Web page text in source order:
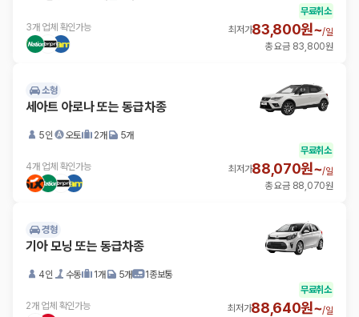
3개 업체 확인가능
무료취소
최저가83,800원~/일
총 요금 83,800원
소형
세아트 아로나 또는 동급차종
5인 오토 2개 5개
4개 업체 확인가능
무료취소
최저가88,070원~/일
총 요금 88,070원
경형
기아 모닝 또는 동급차종
4인 수동 1개 5개 1종보통
2개 업체 확인가능
무료취소
최저가88,640원~/일